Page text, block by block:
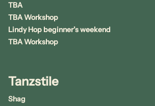
TBA
TBA Workshop
Lindy Hop beginner’s weekend
TBA Workshop
Tanzstile
Shag